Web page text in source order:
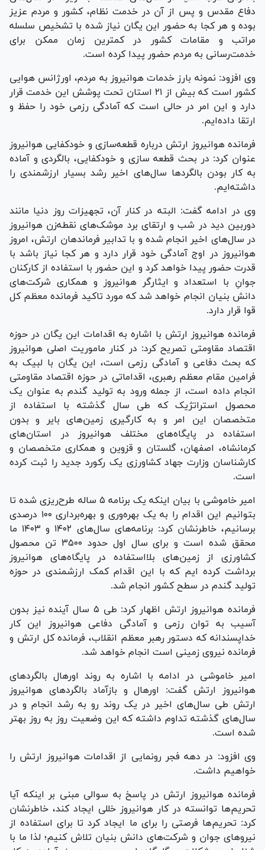
دفاع مقدس و پس از آن در خدمت نظام، کشور و مردم عزیز
بوده و هر کجا به حضور این یگان نیاز شده با تشخیص سلسله
مراتب و مقامات کشور در کمترین زمان ممکن برای
خدمت‌رسانی به مردم حضور پیدا کرده است.
وی افزود: نمونه بارز خدمات هوانیروز به مردم، اورژانس هوایی
کشور است که بیش از ۲۱ استان تحت پوشش این خدمت قرار
دارد و این امر در حالی است که آمادگی رزمی خود را حفظ و
ارتقا داده‌ایم.
فرمانده هوانیروز ارتش درباره قطعه‌سازی و خودکفایی هوانیروز
عنوان کرد: در بحث قطعه سازی و خودکفایی، بالگردی و آماده
به کار بودن بالگرد‌ها سال‌های اخیر رشد بسیار ارزشمندی را
داشته‌ایم.
وی در ادامه گفت: البته در کنار آن، تجهیزات روز دنیا مانند
دوربین دید در شب و ارتقای برد موشک‌های نقطه‌زن هوانیروز
در سال‌های اخیر انجام شده و با تدابیر فرماندهان ارتش، امروز
هوانیروز در اوج آمادگی خود قرار دارد و هر کجا نیاز باشد با
قدرت حضور پیدا خواهد کرد و این حضور با استفاده از کارکنان
جوانِ با استعداد و ایثارگر هوانیروز و همکاری شرکت‌های
دانش بنیان انجام خواهد شد که مورد تاکید فرمانده معظم کل
قوا قرار دارد.
فرمانده هوانیروز ارتش با اشاره به اقدامات این یگان در حوزه
اقتصاد مقاومتی تصریح کرد: در کنار ماموریت اصلی هوانیروز
که بحث دفاعی و آمادگی رزمی است، این یگان با لبیک به
فرامین مقام معظم رهبری، اقداماتی در حوزه اقتصاد مقاومتی
انجام داده است، از جمله ورود به تولید گندم به عنوان یک
محصول استراتژیک که طی سال گذشته با استفاده از
متخصصان این امر و به کارگیری زمین‌های بایر و بدون
استفاده در پایگاه‌های مختلف هوانیروز در استان‌های
کرمانشاه، اصفهان، گلستان و قزوین و همکاری متخصصان و
کارشناسان وزارت جهاد کشاورزی یک رکورد جدید را ثبت کرده
است.
امیر خاموشی با بیان اینکه یک برنامه ۵ ساله طرح‌ریزی شده تا
بتوانیم این اقدام را به یک بهره‌وری و بهره‌برداری ۱۰۰ درصدی
برسانیم، خاطرنشان کرد: برنامه‌های سال‌های ۱۴۰۲ و ۱۴۰۳ ما
محقق شده است و برای سال اول حدود ۳۵۰۰ تن محصول
کشاورزی از زمین‌های بلااستفاده در پایگاه‌های هوانیروز
برداشت کرده ایم که با این اقدام کمک ارزشمندی در حوزه
تولید گندم در سطح کشور انجام شد.
فرمانده هوانیروز ارتش اظهار کرد: طی ۵ سال آینده نیز بدون
آسیب به توان رزمی و آمادگی دفاعی هوانیروز این کار
خداپسندانه که دستور رهبر معظم انقلاب، فرمانده کل ارتش و
فرمانده نیروی زمینی است انجام خواهد شد.
امیر خاموشی در ادامه با اشاره به روند اورهال بالگرد‌های
هوانیروز ارتش گفت: اورهال و بازآماد بالگرد‌های هوانیروز
ارتش طی سال‌های اخیر در یک روند رو به رشد انجام و در
سال‌های گذشته تداوم داشته که این وضعیت روز به روز بهتر
شده است.
وی افزود: در دهه فجر رونمایی از اقدامات هوانیروز ارتش را
خواهیم داشت.
فرمانده هوانیروز ارتش در پاسخ به سوالی مبنی بر اینکه آیا
تحریم‌ها توانسته در کار هوانیروز خللی ایجاد کند، خاطرنشان
کرد: تحریم‌ها فرصتی را برای ما ایجاد کرد تا برای استفاده از
نیرو‌های جوان و شرکت‌های دانش بنیان تلاش کنیم؛ لذا ما با